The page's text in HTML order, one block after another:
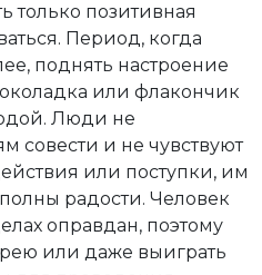
только позитивная
Период, когда
поднять настроение
или флакончик
Люди не
совести и не чувствуют
или поступки, им
радости. Человек
оправдан, поэтому
или даже выиграть